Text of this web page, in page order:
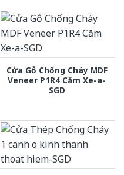
Cửa Gỗ Chống Cháy MDF
Veneer P1R4 Căm Xe-a-
SGD